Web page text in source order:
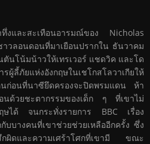
าทึ่งและสะเทือนอารมณ์ของ Nicholas
วลอนดอนที่มาเยือนปรากใน ธันวาคม
นโน้มน้าวให้เทรเวอร์ แชดวิค และโด
ผู้ลี้ภัยแห่งอังกฤษในเชโกสโลวาเกียให้
นก่อนที่นาซียึดครองจะปิดพรมแดน ห้า
ด้วยชะตากรรมของเด็ก ๆ ที่เขาไม่
ฤษได้ จนกระทั่งรายการ BBC เรื่อง
บบางคนที่เขาช่วยช่วยเหลืออีกครั้ง ซึ่ง
กผิดและความเศร้าโศกที่เขามี ขณะ